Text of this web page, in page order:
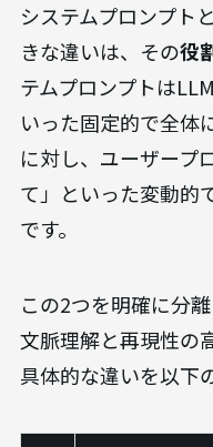
システムプロンプト
きな違いは、その役
テムプロンプトは
いった固定的で全体
に対し、ユーザープ
て」といった変動的
です。
この2つを明確に分
文脈理解と再現性の
具体的な違いを以下